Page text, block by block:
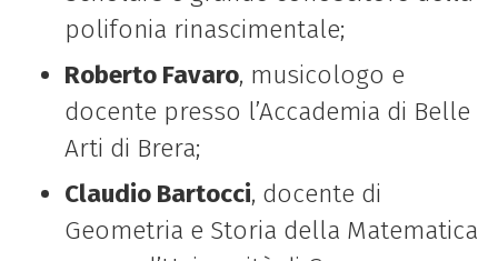
polifonia rinascimentale;
Roberto Favaro, musicologo e
docente presso l’Accademia di Belle
Arti di Brera;
Claudio Bartocci, docente di
Geometria e Storia della Matematica